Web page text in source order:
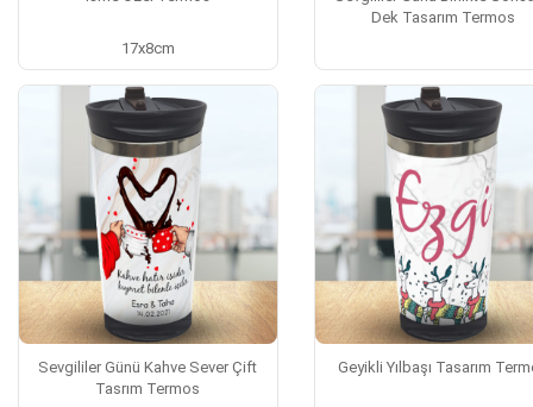
17x8cm
Dek Tasarım Termos
Sevgililer Günü Kahve Sever Çift
Tasrım Termos
Geyikli Yılbaşı Tasarım